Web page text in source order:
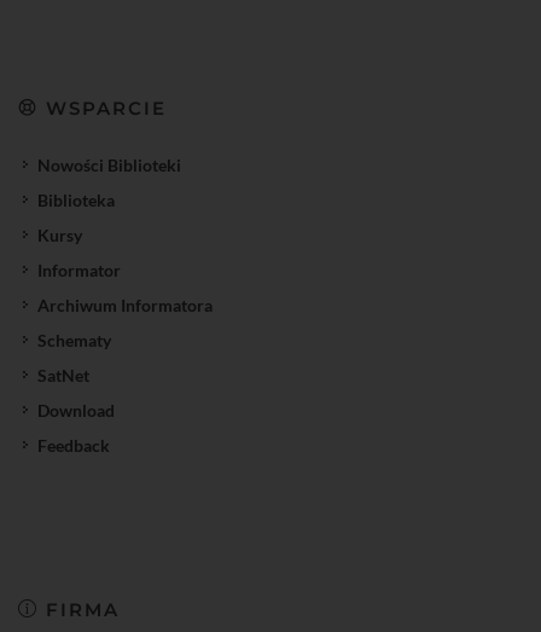
WSPARCIE
Nowości Biblioteki
Biblioteka
Kursy
Informator
Archiwum Informatora
Schematy
SatNet
Download
Feedback
FIRMA